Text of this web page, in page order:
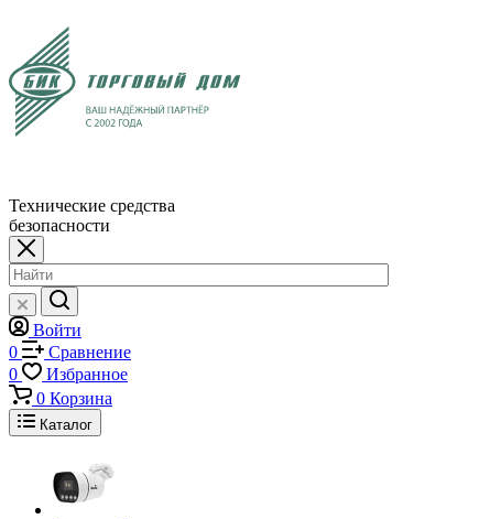
Технические средства
безопасности
Войти
0
Сравнение
0
Избранное
0 Корзина
Каталог